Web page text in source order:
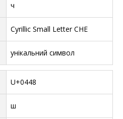
ч
Cyrillic Small Letter CHE
унікальний символ
U+0448
ш